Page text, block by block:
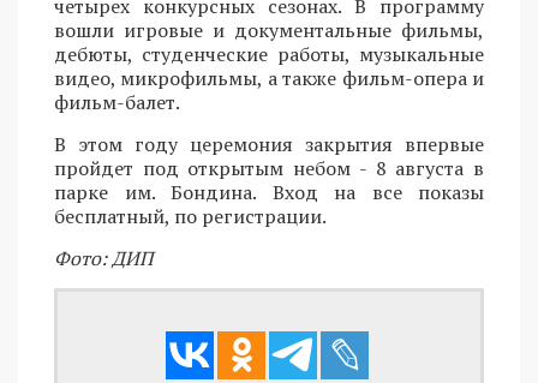
четырех конкурсных сезонах. В программу
вошли игровые и документальные фильмы,
дебюты, студенческие работы, музыкальные
видео, микрофильмы, а также фильм-опера и
фильм-балет.
В этом году церемония закрытия впервые
пройдет под открытым небом - 8 августа в
парке им. Бондина. Вход на все показы
бесплатный, по регистрации.
Фото: ДИП